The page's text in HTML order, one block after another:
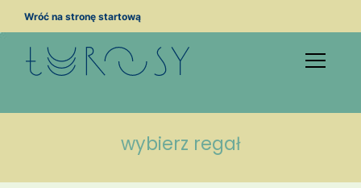
Wróć na stronę startową
wybierz regał